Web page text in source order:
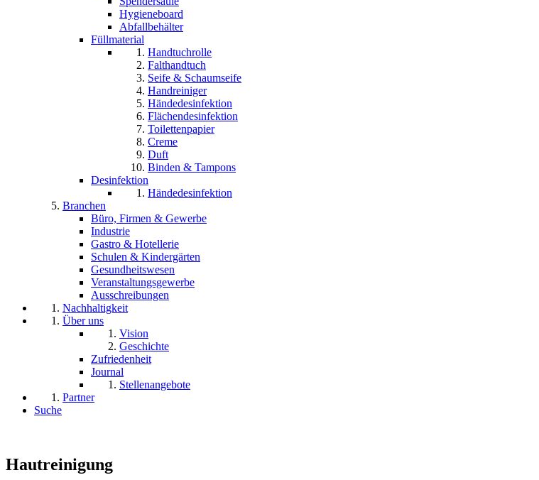
Hygieneboard
Abfallbehälter
Füllmaterial
Handtuchrolle
Falthandtuch
Seife & Schaumseife
Handreiniger
Händedesinfektion
Flächendesinfektion
Toilettenpapier
Creme
Duft
Binden & Tampons
Desinfektion
Händedesinfektion
Branchen
Büro, Firmen & Gewerbe
Industrie
Gastro & Hotellerie
Schulen & Kindergärten
Gesundheitswesen
Veranstaltungsgewerbe
Ausschreibungen
Nachhaltigkeit
Über uns
Vision
Geschichte
Zufriedenheit
Journal
Stellenangebote
Partner
Suche
Hautreinigung